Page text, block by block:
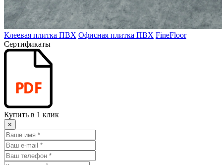
Клеевая плитка ПВХ Офисная плитка ПВХ FineFloor
Сертификаты
Купить в 1 клик
×